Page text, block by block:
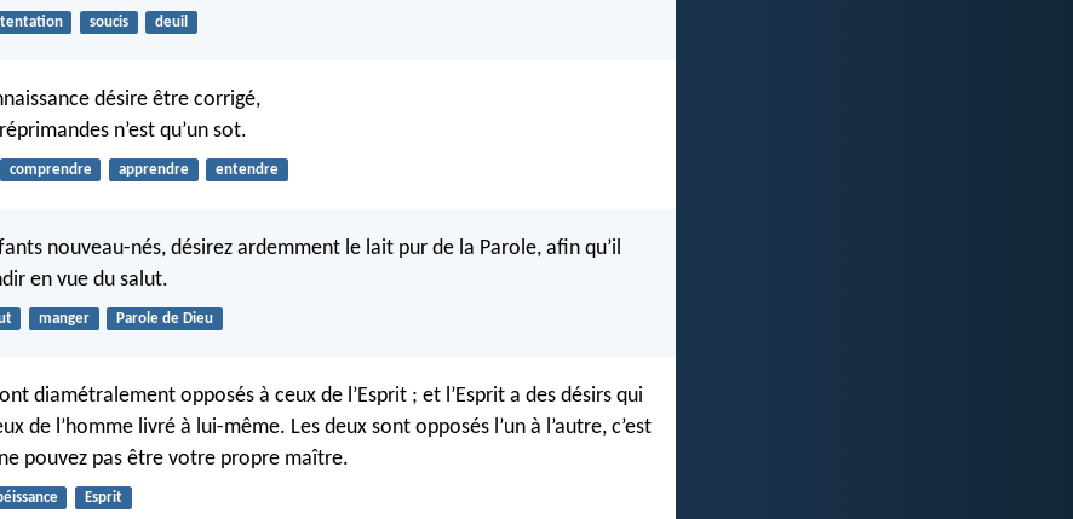
tentation soucis deuil
désire être corrigé,
n’est qu’un sot.
comprendre apprendre entendre
nouveau-nés, désirez ardemment le lait pur de la Parole, afin qu’il
en vue du salut.
manger Parole de Dieu
diamétralement opposés à ceux de l’Esprit ; et l’Esprit a des désirs qui
de l’homme livré à lui-même. Les deux sont opposés l’un à l’autre, c’est
pouvez pas être votre propre maître.
Esprit